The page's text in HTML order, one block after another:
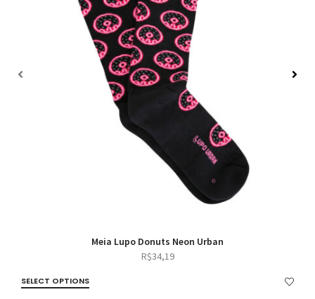
Meia Lupo Donuts Neon Urban
R$34,19
SELECT OPTIONS